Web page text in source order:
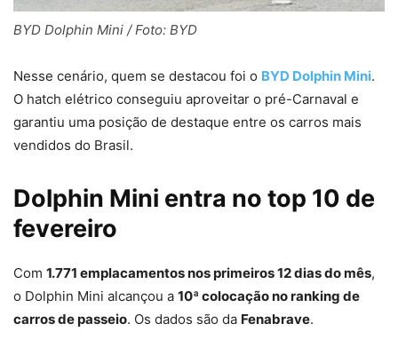
BYD Dolphin Mini / Foto: BYD
Nesse cenário, quem se destacou foi o BYD Dolphin Mini.
O hatch elétrico conseguiu aproveitar o pré-Carnaval e
garantiu uma posição de destaque entre os carros mais
vendidos do Brasil.
Dolphin Mini entra no top 10 de
fevereiro
Com 1.771 emplacamentos nos primeiros 12 dias do mês,
o Dolphin Mini alcançou a 10ª colocação no ranking de
carros de passeio. Os dados são da Fenabrave.